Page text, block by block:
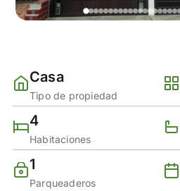
Casa
Tipo de propiedad
4
Habitaciones
1
Parqueaderos